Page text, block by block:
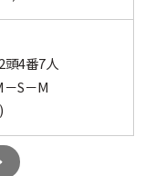
4番7人
－S－M